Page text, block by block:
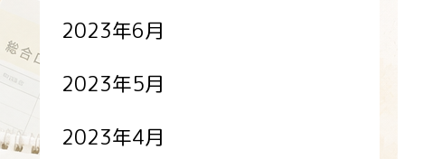
2023年6月
2023年5月
2023年4月